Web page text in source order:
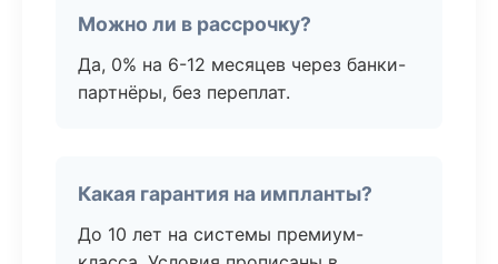
Можно ли в рассрочку?
Да, 0% на 6-12 месяцев через банки-
партнёры, без переплат.
Какая гарантия на импланты?
До 10 лет на системы премиум-